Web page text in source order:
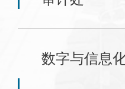
数字与信息